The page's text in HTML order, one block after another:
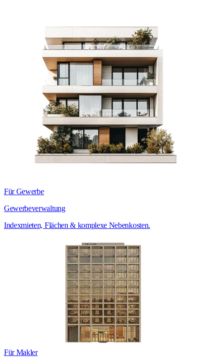
Für Gewerbe
Gewerbeverwaltung
Indexmieten, Flächen & komplexe Nebenkosten.
Für Makler